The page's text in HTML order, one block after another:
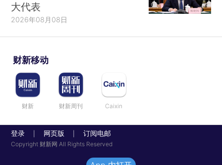
大代表
2026年08月08日
财新移动
财新 财新周刊 Caixin
登录 网页版 订阅电邮
Copyright 财新网 All Rights Reserved